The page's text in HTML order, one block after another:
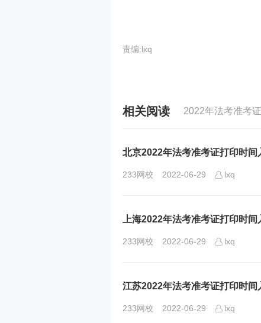
责编:lxq
相关阅读 2022年法考准考
北京2022年法考准考证打印时间
233网校 2022-06-29 lxq
上海2022年法考准考证打印时
233网校 2022-06-29 lxq
江苏2022年法考准考证打印时间
233网校 2022-06-29 lxq